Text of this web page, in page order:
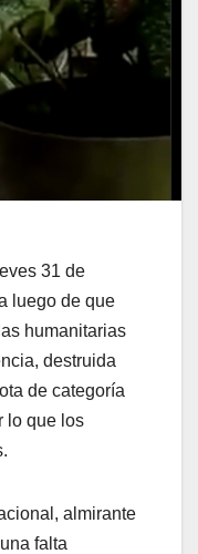
31 de
luego de que
humanitarias
destruida
de categoría
lo que los
almirante
falta